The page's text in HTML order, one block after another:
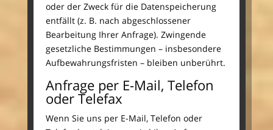
oder der Zweck für die Datenspeicherung
entfällt (z. B. nach abgeschlossener
Bearbeitung Ihrer Anfrage). Zwingende
gesetzliche Bestimmungen – insbesondere
Aufbewahrungsfristen – bleiben unberührt.
Anfrage per E-Mail, Telefon
oder Telefax
Wenn Sie uns per E-Mail, Telefon oder